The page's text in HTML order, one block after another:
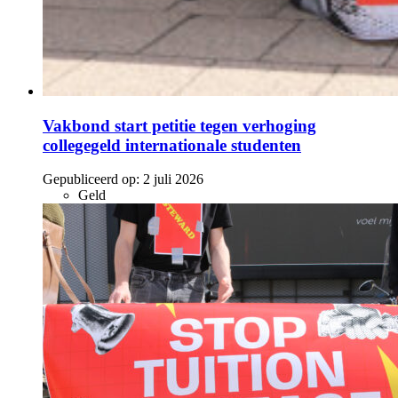
Vakbond start petitie tegen verhoging
collegegeld internationale studenten
Gepubliceerd op: 2 juli 2026
Geld